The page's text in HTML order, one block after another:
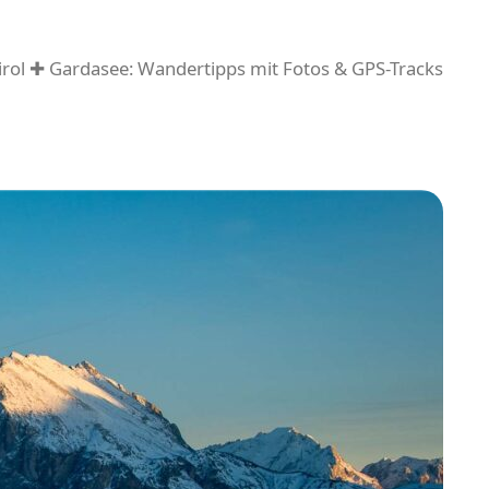
✚ Gardasee: Wandertipps mit Fotos & GPS-Tracks